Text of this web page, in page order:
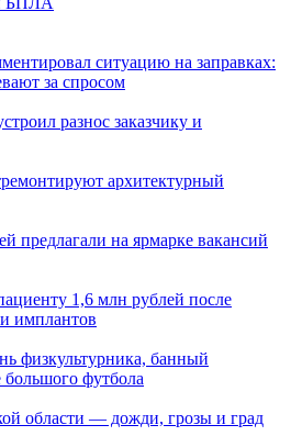
ситуацию на заправках:
за спросом
разнос заказчику и
архитектурный
предлагали на ярмарке вакансий
1,6 млн рублей после
имплантов
физкультурника, банный
большого футбола
области — дожди, грозы и град